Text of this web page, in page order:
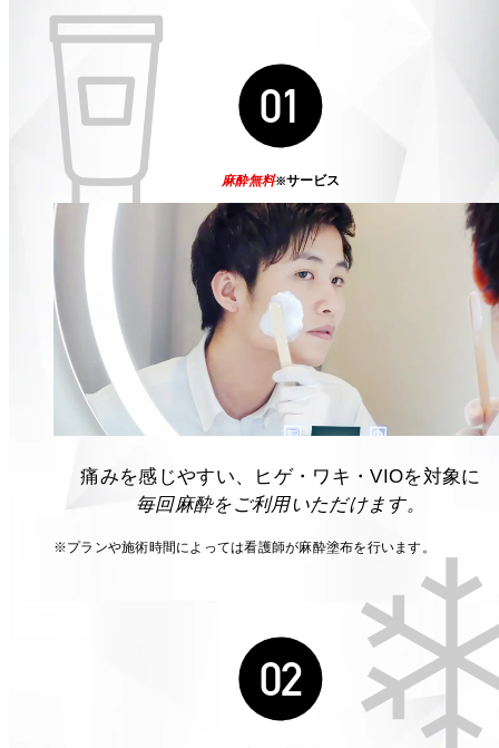
01
麻酔無料※サービス
痛みを感じやすい、ヒゲ・ワキ・VIOを対象に
毎回麻酔をご利用いただけます。
※プランや施術時間によっては看護師が麻酔塗布を行います。
02